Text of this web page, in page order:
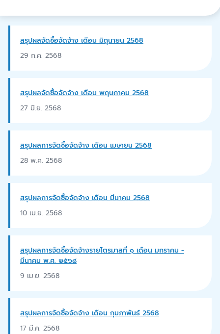
สรุปผลจัดซื้อจัดจ้าง เดือน มิถุนายน 2568
29 ก.ค. 2568
สรุปผลจัดซื้อจัดจ้าง เดือน พฤษภาคม 2568
27 มิ.ย. 2568
สรุปผลการจัดซื้อจัดจ้าง เดือน เมษายน 2568
28 พ.ค. 2568
สรุปผลการจัดซื้อจัดจ้าง เดือน มีนาคม 2568
10 เม.ย. 2568
สรุปผลการจัดซื้อจัดจ้างรายไตรมาสที่ ๑ เดือน มกราคม -
มีนาคม พ.ศ. ๒๕๖๘
9 เม.ย. 2568
สรุปผลการจัดซื้อจัดจ้าง เดือน กุมภาพันธ์ 2568
17 มี.ค. 2568